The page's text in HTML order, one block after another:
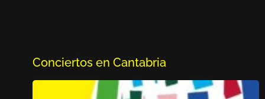
Conciertos en Cantabria